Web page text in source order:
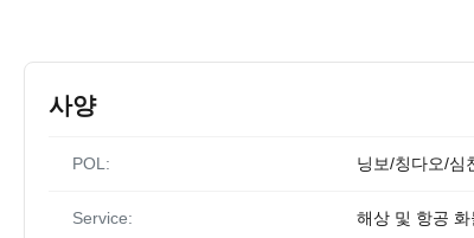
사양
POL: 닝보/칭다오/심
Service: 해상 및 항공 화